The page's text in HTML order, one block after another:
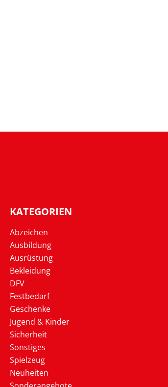
KATEGORIEN
Abzeichen
Ausbildung
Ausrüstung
Bekleidung
DFV
Festbedarf
Geschenke
Jugend & Kinder
Sicherheit
Sonstiges
Spielzeug
Neuheiten